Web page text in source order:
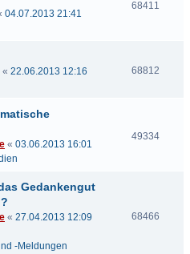
04.07.2013 21:41
68411
« 22.06.2013 12:16
68812
« 03.06.2013 16:01
49334
Gedankengut
« 27.04.2013 12:09
-Meldungen
68466